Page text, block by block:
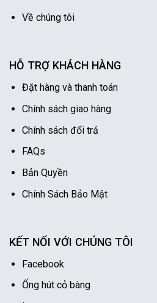
Về chúng tôi
HỖ TRỢ KHÁCH HÀNG
Đặt hàng và thanh toán
Chính sách giao hàng
Chính sách đổi trả
FAQs
Bản Quyền
Chính Sách Bảo Mật
KẾT NỐI VỚI CHÚNG TÔI
Facebook
Ống hút cỏ bàng